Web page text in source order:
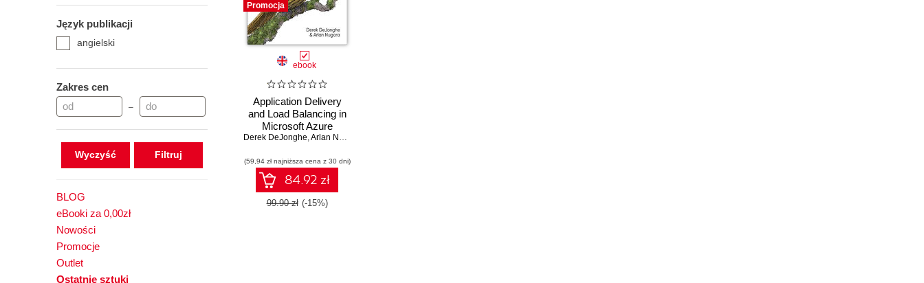
Język publikacji
angielski
Zakres cen
–
Wyczyść
BLOG
eBooki za 0,00zł
Nowości
Promocje
Outlet
Ostatnie sztuki
Promocja
ebook
Application Delivery
and Load Balancing in
Microsoft Azure
Derek DeJonghe,Arlan Nugara
(59,94 zł najniższa cena z 30 dni)
84.92 zł
99.90 zł (-15%)